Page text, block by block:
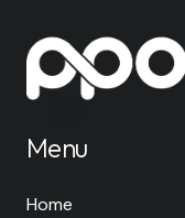
Menu
Home